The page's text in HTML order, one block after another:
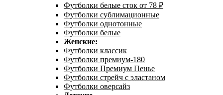
Футболки белые сток от 78 ₽
Футболки сублимационные
Футболки однотонные
Футболки белые
Женские:
Футболки классик
Футболки премиум-180
Футболки Премиум Пенье
Футболки стрейч с эластаном
Футболки оверсайз